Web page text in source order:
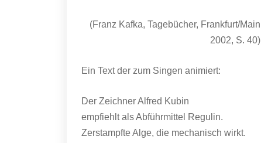
(Franz Kafka, Tagebücher, Frankfurt/Main
2002, S. 40)
Ein Text der zum Singen animiert:
Der Zeichner Alfred Kubin
empfiehlt als Abführmittel Regulin.
Zerstampfte Alge, die mechanisch wirkt.